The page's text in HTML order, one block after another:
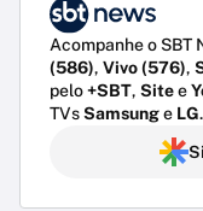
Acompanhe o SBT
(586), Vivo (576),
pelo+SBT, Sitee
TVsSamsunge LG.